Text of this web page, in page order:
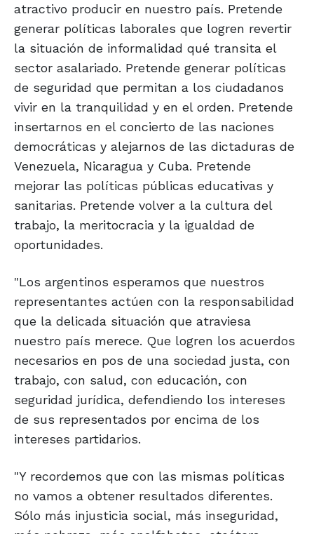
atractivo producir en nuestro país. Pretende
generar políticas laborales que logren revertir
la situación de informalidad qué transita el
sector asalariado. Pretende generar políticas
de seguridad que permitan a los ciudadanos
vivir en la tranquilidad y en el orden. Pretende
insertarnos en el concierto de las naciones
democráticas y alejarnos de las dictaduras de
Venezuela, Nicaragua y Cuba. Pretende
mejorar las políticas públicas educativas y
sanitarias. Pretende volver a la cultura del
trabajo, la meritocracia y la igualdad de
oportunidades.
"Los argentinos esperamos que nuestros
representantes actúen con la responsabilidad
que la delicada situación que atraviesa
nuestro país merece. Que logren los acuerdos
necesarios en pos de una sociedad justa, con
trabajo, con salud, con educación, con
seguridad jurídica, defendiendo los intereses
de sus representados por encima de los
intereses partidarios.
"Y recordemos que con las mismas políticas
no vamos a obtener resultados diferentes.
Sólo más injusticia social, más inseguridad,